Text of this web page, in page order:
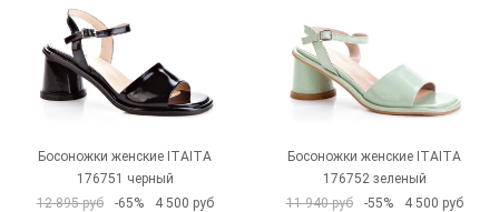
Босоножки женские ITAITA
176751 черный
12 895 руб
-65% 4 500 руб
Босоножки женские ITAITA
176752 зеленый
11 940 руб
-55% 4 500 руб